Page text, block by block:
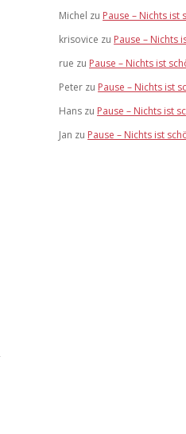
Michel zu Pause – Nichts ist
krisovice zu Pause – Nichts
rue zu Pause – Nichts ist
Peter zu Pause – Nichts ist
Hans zu Pause – Nichts ist
Jan zu Pause – Nichts ist